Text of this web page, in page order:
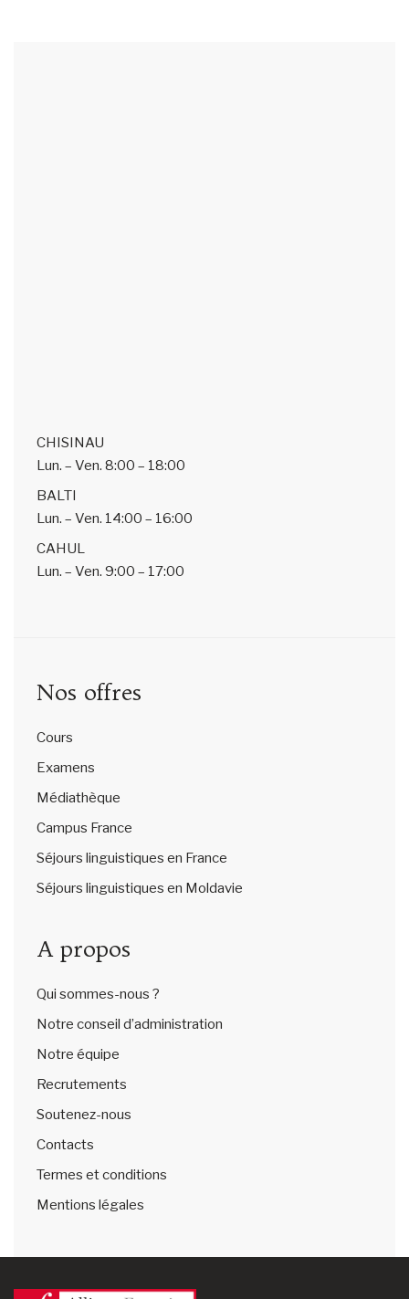
CHISINAU
Lun. – Ven. 8:00 – 18:00
BALTI
Lun. – Ven. 14:00 – 16:00
CAHUL
Lun. – Ven. 9:00 – 17:00
Nos offres
Cours
Examens
Médiathèque
Campus France
Séjours linguistiques en France
Séjours linguistiques en Moldavie
A propos
Qui sommes-nous ?
Notre conseil d’administration
Notre équipe
Recrutements
Soutenez-nous
Contacts
Termes et conditions
Mentions légales